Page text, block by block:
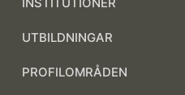
UTBILDNINGAR
PROFILOMRÅDEN